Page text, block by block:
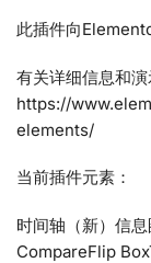
此插件向
有关详细信息和
https://
elements/
当前插件元素：
时间轴（新）信
CompareFlip